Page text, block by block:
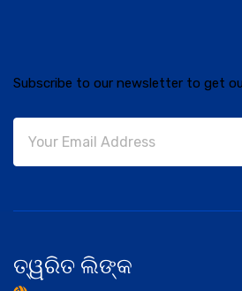
Subscribe to our newsletter to get
ତ୍ୱରିତ ଲିଙ୍କ